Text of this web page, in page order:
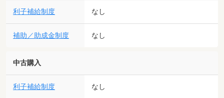
利子補給制度 なし
補助／助成金制度 なし
中古購入
利子補給制度 なし